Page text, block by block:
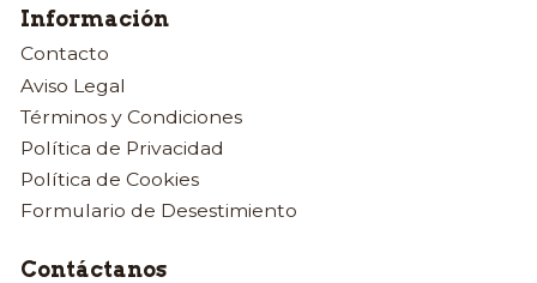
Información
Contacto
Aviso Legal
Términos y Condiciones
Política de Privacidad
Política de Cookies
Formulario de Desestimiento
Contáctanos